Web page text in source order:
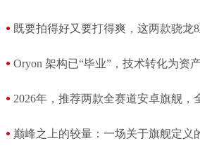
既要拍得好又要打得爽，这两款骁龙
Oryon 架构已“毕业”，技术转化为资
2026年，推荐两款全赛道安卓旗舰，
巅峰之上的较量：一场关于旗舰定义